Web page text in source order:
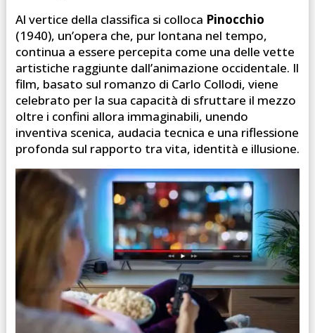
Al vertice della classifica si colloca Pinocchio
(1940), un’opera che, pur lontana nel tempo,
continua a essere percepita come una delle vette
artistiche raggiunte dall’animazione occidentale. Il
film, basato sul romanzo di Carlo Collodi, viene
celebrato per la sua capacità di sfruttare il mezzo
oltre i confini allora immaginabili, unendo
inventiva scenica, audacia tecnica e una riflessione
profonda sul rapporto tra vita, identità e illusione.